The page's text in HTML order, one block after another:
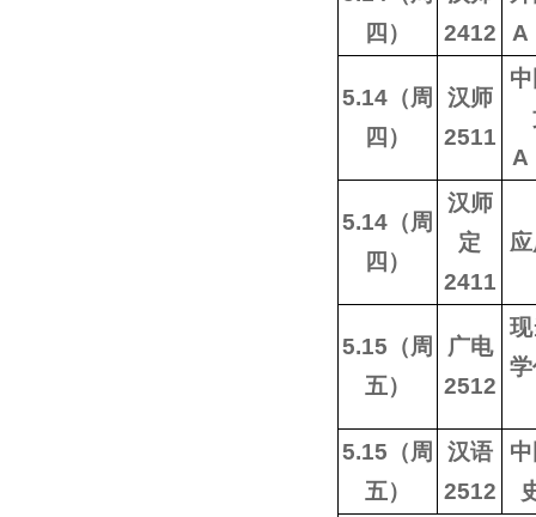
四）
2412
A
5.14（周
四）
汉师
2511
A
5.14（周
四）
汉师
定
2411
5.15（周
五）
广电
2512
5.15（周
五）
汉语
2512